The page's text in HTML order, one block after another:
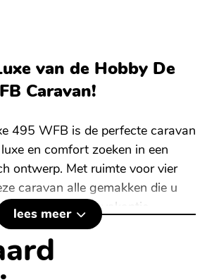
van de Hobby De
Caravan!
495 WFB is de perfecte caravan
en comfort zoeken in een
ontwerp. Met ruimte voor vier
caravan alle gemakken die u
onvergetelijke vakantie.
Hobby De Luxe 495 WFB:
lees meer